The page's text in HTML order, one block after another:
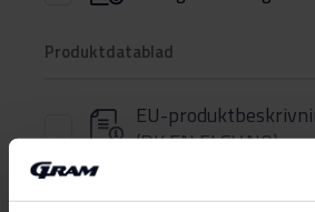
Produktdatablad
EU-
(DK,EN,FI,SV,NO)
Användarhandbok